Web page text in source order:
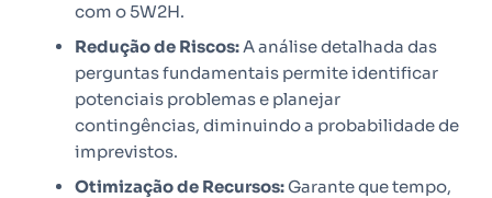
com o 5W2H.
Redução de Riscos:A análise detalhada das
perguntas fundamentais permite identificar
potenciais problemas e planejar
contingências, diminuindo a probabilidade de
imprevistos.
Otimização de Recursos:Garante que tempo,